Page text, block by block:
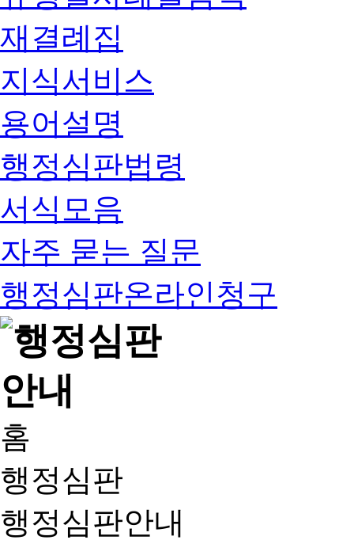
재결례집
지식서비스
용어설명
행정심판법령
서식모음
자주 묻는 질문
행정심판온라인청구
홈
행정심판
행정심판안내